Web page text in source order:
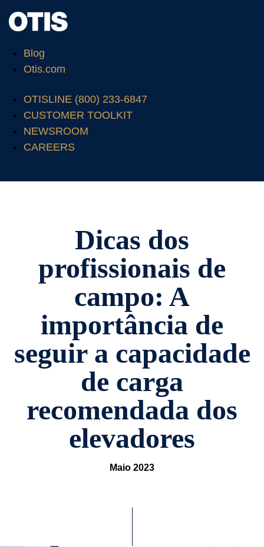
Blog
Otis.com
OTISLINE (800) 233-6847
CUSTOMER TOOLKIT
NEWSROOM
CAREERS
Dicas dos
profissionais de
campo: A
importância de
seguir a capacidade
de carga
recomendada dos
elevadores
Maio 2023